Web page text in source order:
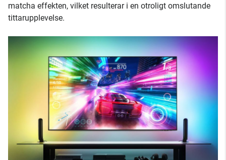
matcha effekten, vilket resulterar i en otroligt omslutande
tittarupplevelse.